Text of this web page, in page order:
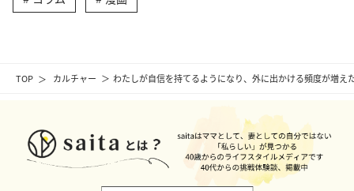
TOP カルチャー わたしが自信を持てるようになり、外に出かける頻度が増え